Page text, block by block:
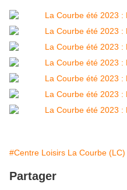
#Centre Loisirs La Courbe (LC)
Partager